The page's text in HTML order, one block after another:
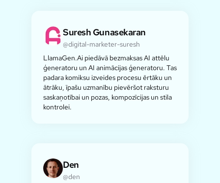
Suresh Gunasekaran
@digital-marketer-suresh
LlamaGen.Ai piedāvā bezmaksas AI attēlu
ģeneratoru un AI animācijas ģeneratoru. Tas
padara komiksu izveides procesu ērtāku un
ātrāku, īpašu uzmanību pievēršot raksturu
saskaņotībai un pozas, kompozīcijas un stila
kontrolei.
Den
@den